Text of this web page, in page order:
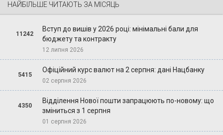
НАЙБІЛЬШЕ ЧИТАЮТЬ ЗА МІСЯЦЬ
11242
Вступ до вишів у 2026 році: мінімальні бали для
бюджету та контракту
12 липня 2026
5415
Офіційний курс валют на 2 серпня: дані Нацбанку
02 серпня 2026
4350
Відділення Нової пошти запрацюють по-новому: що
зміниться з 1 серпня
01 серпня 2026